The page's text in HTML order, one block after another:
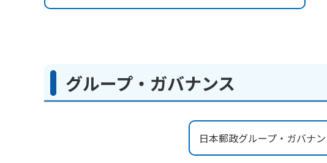
グループ・ガバナンス
日本郵政グループ・ガバナ